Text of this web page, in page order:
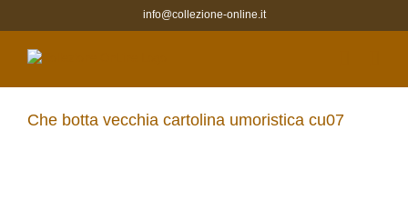
info@collezione-online.it
Che botta vecchia cartolina umoristica cu07